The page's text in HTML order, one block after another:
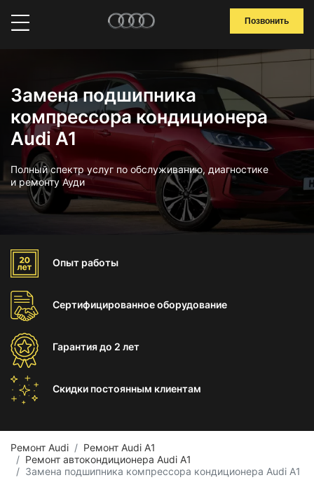
Позвонить
Замена подшипника
компрессора кондиционера
Audi A1
Полный спектр услуг по обслуживанию, диагностике
и ремонту Ауди
Опыт работы
Сертифицированноеоборудование
Гарантиядо 2 лет
Скидки постоянным клиентам
Ремонт Audi
Ремонт Audi A1
Ремонт автокондиционера Audi A1
Замена подшипника компрессора кондиционера Audi A1